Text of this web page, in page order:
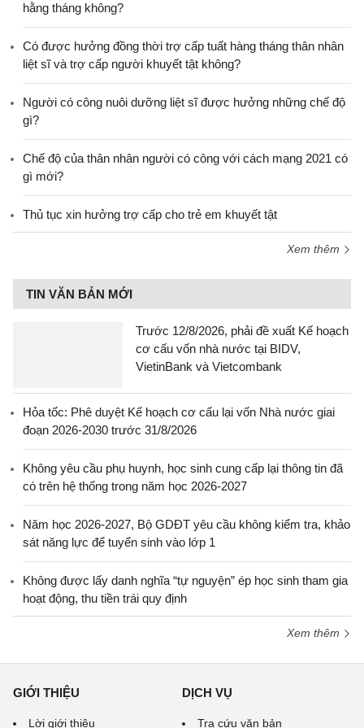
hằng tháng không?
​Có được hưởng đồng thời trợ cấp tuất hàng tháng thân nhân
liệt sĩ và trợ cấp người khuyết tật không?
Người có công nuôi dưỡng liệt sĩ được hưởng những chế độ
gì?
Chế độ của thân nhân người có công với cách mạng 2021 có
gì mới?
Thủ tục xin hưởng trợ cấp cho trẻ em khuyết tật
Xem thêm
TIN VĂN BẢN MỚI
Trước 12/8/2026, phải đề xuất Kế hoạch
cơ cấu vốn nhà nước tại BIDV,
VietinBank và Vietcombank
Hỏa tốc: Phê duyệt Kế hoạch cơ cấu lại vốn Nhà nước giai
đoạn 2026-2030 trước 31/8/2026
Không yêu cầu phụ huynh, học sinh cung cấp lại thông tin đã
có trên hệ thống trong năm học 2026-2027
Năm học 2026-2027, Bộ GDĐT yêu cầu không kiểm tra, khảo
sát năng lực để tuyển sinh vào lớp 1
Không được lấy danh nghĩa “tự nguyện” ép học sinh tham gia
hoạt động, thu tiền trái quy định
Xem thêm
GIỚI THIỆU
Lời giới thiệu
DỊCH VỤ
Tra cứu văn bản